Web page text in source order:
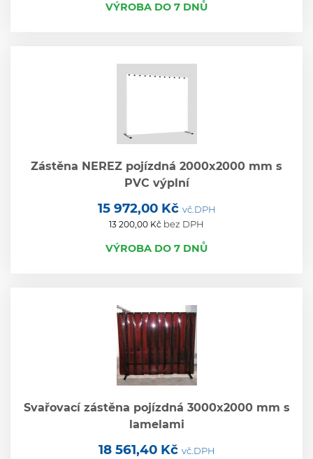
VÝROBA DO 7 DNŮ
Zástěna NEREZ pojízdná 2000x2000 mm s
PVC výplní
15 972,00 Kč vč.DPH
13 200,00 Kč bez DPH
VÝROBA DO 7 DNŮ
Svařovací zástěna pojízdná 3000x2000 mm s
lamelami
18 561,40 Kč vč.DPH